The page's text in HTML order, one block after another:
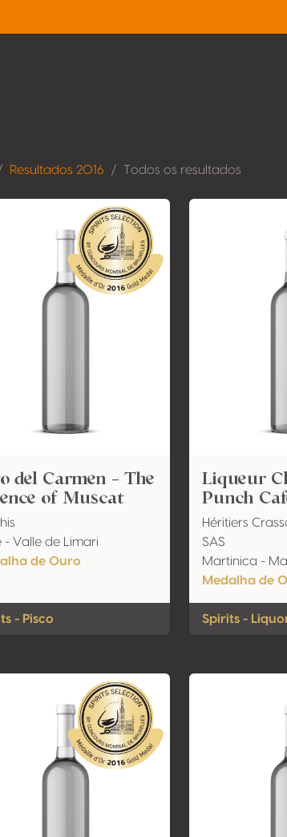
Resultados 2016 Todos os resultados
del Carmen - The
of Muscat
- Valle de Limari
de Ouro
- Pisco
Liqueur
Punch
Héritiers
SAS
Martinica -
Medalha de
Spirits -